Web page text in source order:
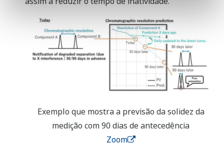
Exemplo que mostra a previsão da solidez da
medição com 90 dias de antecedência
Zoom